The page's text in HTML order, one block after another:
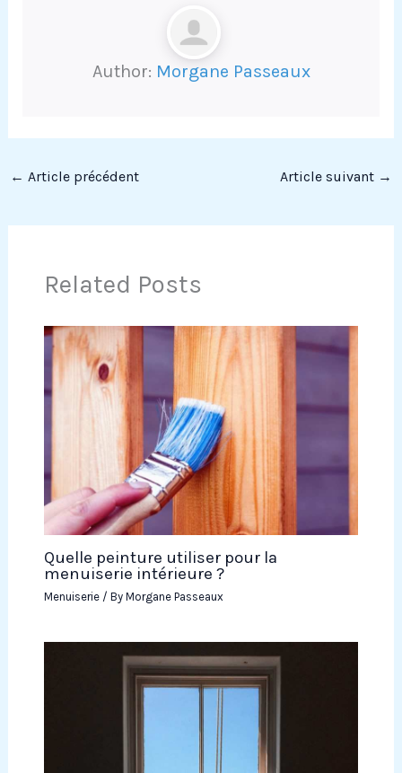
Author: Morgane Passeaux
← Article précédent Article suivant →
Related Posts
Quelle peinture utiliser pour la
menuiserie intérieure ?
Menuiserie/ By Morgane Passeaux